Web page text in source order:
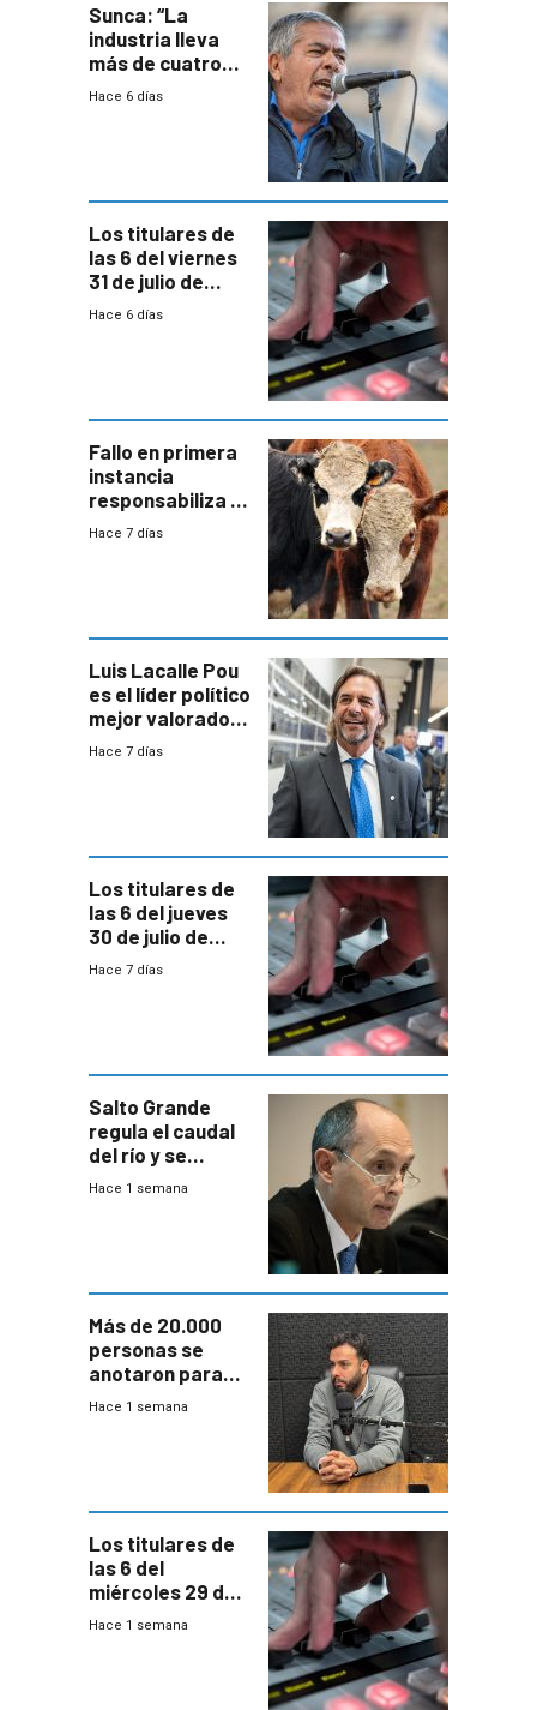
Sunca: “La
industria lleva
más de cuatro
meses sin
Hace 6 días
Los titulares de
las 6 del viernes
31 de julio de
2026
Hace 6 días
Fallo en primera
instancia
responsabiliza al
Estado por falta
Hace 7 días
Luis Lacalle Pou
es el líder político
mejor valorado
del país, según
Hace 7 días
Los titulares de
las 6 del jueves
30 de julio de
2026
Hace 7 días
Salto Grande
regula el caudal
del río y se
prepara para un
Hace 1 semana
Más de 20.000
personas se
anotaron para
las pruebas
Hace 1 semana
Los titulares de
las 6 del
miércoles 29 de
julio de 2026
Hace 1 semana